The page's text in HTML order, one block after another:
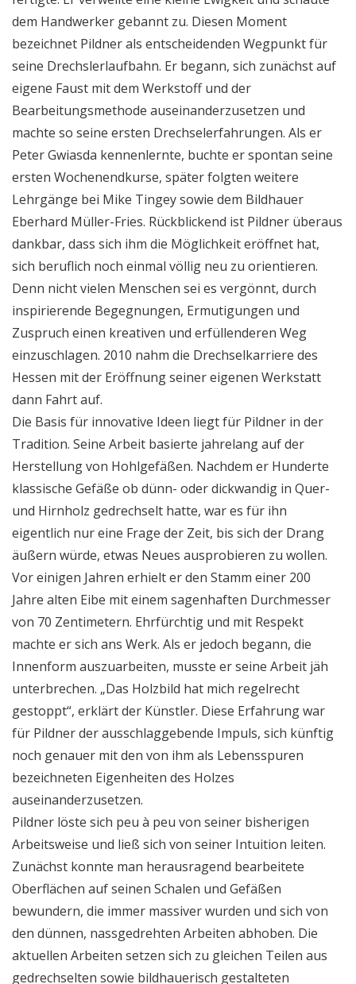
dem Handwerker gebannt zu. Diesen Moment
bezeichnet Pildner als entscheidenden Wegpunkt für
seine Drechslerlaufbahn. Er begann, sich zunächst auf
eigene Faust mit dem Werkstoff und der
Bearbeitungsmethode auseinanderzusetzen und
machte so seine ersten Drechselerfahrungen. Als er
Peter Gwiasda kennenlernte, buchte er spontan seine
ersten Wochenendkurse, später folgten weitere
Lehrgänge bei Mike Tingey sowie dem Bildhauer
Eberhard Müller-Fries. Rückblickend ist Pildner überaus
dankbar, dass sich ihm die Möglichkeit eröffnet hat,
sich beruflich noch einmal völlig neu zu orientieren.
Denn nicht vielen Menschen sei es vergönnt, durch
inspirierende Begegnungen, Ermutigungen und
Zuspruch einen kreativen und erfüllenderen Weg
einzuschlagen. 2010 nahm die Drechselkarriere des
Hessen mit der Eröffnung seiner eigenen Werkstatt
dann Fahrt auf.
Die Basis für innovative Ideen liegt für Pildner in der
Tradition. Seine Arbeit basierte jahrelang auf der
Herstellung von Hohlgefäßen. Nachdem er Hunderte
klassische Gefäße ob dünn- oder dickwandig in Quer-
und Hirnholz gedrechselt hatte, war es für ihn
eigentlich nur eine Frage der Zeit, bis sich der Drang
äußern würde, etwas Neues ausprobieren zu wollen.
Vor einigen Jahren erhielt er den Stamm einer 200
Jahre alten Eibe mit einem sagenhaften Durchmesser
von 70 Zentimetern. Ehrfürchtig und mit Respekt
machte er sich ans Werk. Als er jedoch begann, die
Innenform auszuarbeiten, musste er seine Arbeit jäh
unterbrechen. „Das Holzbild hat mich regelrecht
gestoppt“, erklärt der Künstler. Diese Erfahrung war
für Pildner der ausschlaggebende Impuls, sich künftig
noch genauer mit den von ihm als Lebensspuren
bezeichneten Eigenheiten des Holzes
auseinanderzusetzen.
Pildner löste sich peu à peu von seiner bisherigen
Arbeitsweise und ließ sich von seiner Intuition leiten.
Zunächst konnte man herausragend bearbeitete
Oberflächen auf seinen Schalen und Gefäßen
bewundern, die immer massiver wurden und sich von
den dünnen, nassgedrehten Arbeiten abhoben. Die
aktuellen Arbeiten setzen sich zu gleichen Teilen aus
gedrechselten sowie bildhauerisch gestalteten